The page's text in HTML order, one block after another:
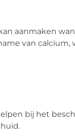
aanmaken
van calcium,
bij het